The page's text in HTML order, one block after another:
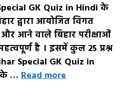
GK Quiz in Hindi के
द्वारा आयोजित विगत
आने वाले बिहार परीक्षाओं
है । इसमें कुल 25 प्रश्न
Special GK Quiz in
के … Read more